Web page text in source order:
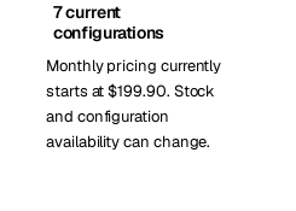
7 current
configurations
Monthly pricing currently
starts at $199.90. Stock
and configuration
availability can change.